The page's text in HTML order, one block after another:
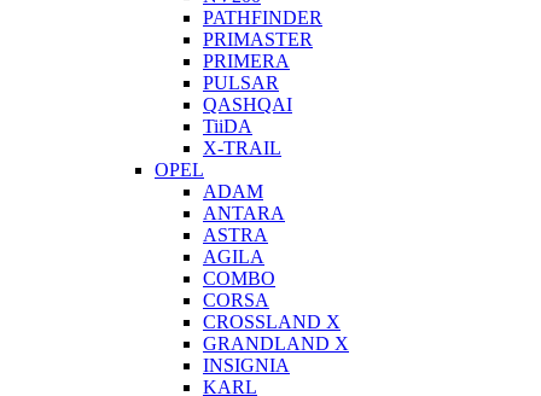
PATHFINDER
PRIMASTER
PRIMERA
PULSAR
QASHQAI
TiiDA
X-TRAIL
OPEL
ADAM
ANTARA
ASTRA
AGILA
COMBO
CORSA
CROSSLAND X
GRANDLAND X
INSIGNIA
KARL